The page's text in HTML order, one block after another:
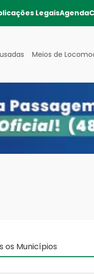
LegaisAgenda
Meios de